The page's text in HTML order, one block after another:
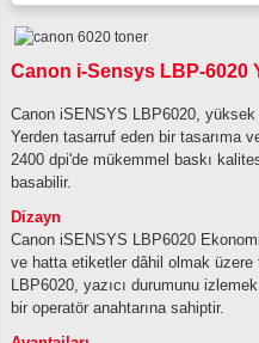
Canon i-Sensys LBP-6020
Canon iSENSYS LBP6020, yüksek
Yerden tasarruf eden bir tasarıma
2400 dpi'de mükemmel baskı
basabilir.
Dizayn
Canon iSENSYS LBP6020
ve hatta etiketler dâhil olmak üzere
LBP6020, yazıcı durumunu
bir operatör anahtarına sahiptir.